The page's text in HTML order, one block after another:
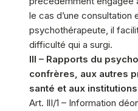
le cas d’une consultation
psychothérapeute, il
difficulté qui a surgi.
III – Rapports du
confrères, aux autres
santé et aux institutions
Art. IlI/1 – Information